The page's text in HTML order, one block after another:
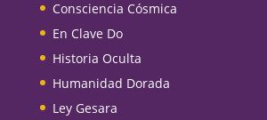
Consciencia Cósmica
En Clave Do
Historia Oculta
Humanidad Dorada
Ley Gesara